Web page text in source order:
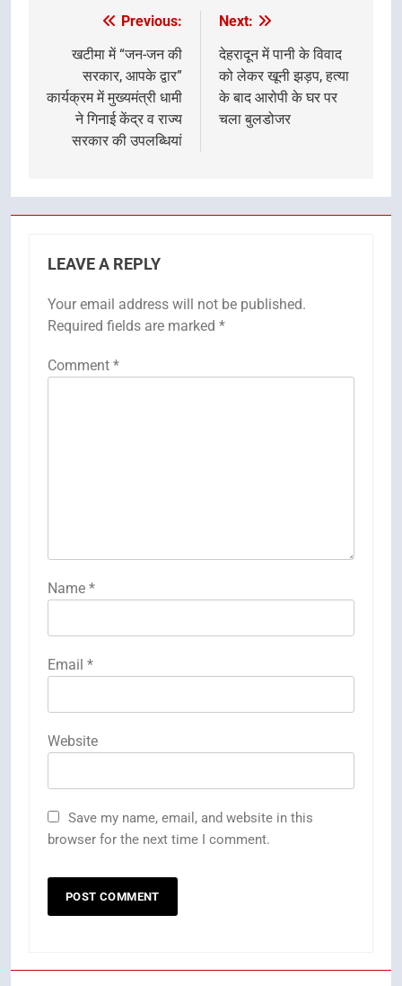
navigation
Previous:
खटीमा में “जन-जन की
सरकार, आपके द्वार”
कार्यक्रम में मुख्यमंत्री धामी
ने गिनाई केंद्र व राज्य
सरकार की उपलब्धियां
Next:
देहरादून में पानी के विवाद
को लेकर खूनी झड़प, हत्या
के बाद आरोपी के घर पर
चला बुलडोजर
LEAVE A REPLY
Your email address will not be published.
Required fields are marked *
Comment *
Name *
Email *
Website
Save my name, email, and website in this
browser for the next time I comment.